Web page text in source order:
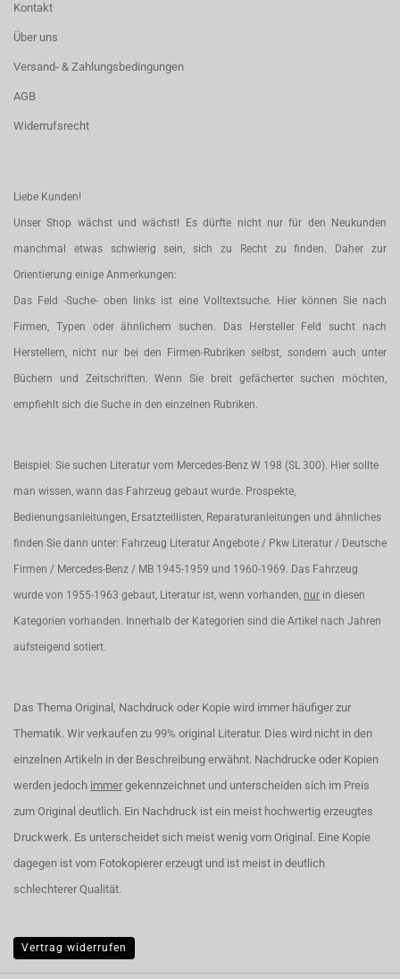
Kontakt
Über uns
Versand- & Zahlungsbedingungen
AGB
Widerrufsrecht
Liebe Kunden!
Unser Shop wächst und wächst! Es dürfte nicht nur für den Neukunden
manchmal etwas schwierig sein, sich zu Recht zu finden. Daher zur
Orientierung einige Anmerkungen:
Das Feld -Suche- oben links ist eine Volltextsuche. Hier können Sie nach
Firmen, Typen oder ähnlichem suchen. Das Hersteller Feld sucht nach
Herstellern, nicht nur bei den Firmen-Rubriken selbst, sondern auch unter
Büchern und Zeitschriften. Wenn Sie breit gefächerter suchen möchten,
empfiehlt sich die Suche in den einzelnen Rubriken.
Beispiel: Sie suchen Literatur vom Mercedes-Benz W 198 (SL 300). Hier sollte
man wissen, wann das Fahrzeug gebaut wurde. Prospekte,
Bedienungsanleitungen, Ersatzteillisten, Reparaturanleitungen und ähnliches
finden Sie dann unter: Fahrzeug Literatur Angebote / Pkw Literatur / Deutsche
Firmen / Mercedes-Benz / MB 1945-1959 und 1960-1969. Das Fahrzeug
wurde von 1955-1963 gebaut, Literatur ist, wenn vorhanden, nur in diesen
Kategorien vorhanden. Innerhalb der Kategorien sind die Artikel nach Jahren
aufsteigend sotiert.
Das Thema Original, Nachdruck oder Kopie wird immer häufiger zur
Thematik. Wir verkaufen zu 99% original Literatur. Dies wird nicht in den
einzelnen Artikeln in der Beschreibung erwähnt. Nachdrucke oder Kopien
werden jedoch immer gekennzeichnet und unterscheiden sich im Preis
zum Original deutlich. Ein Nachdruck ist ein meist hochwertig erzeugtes
Druckwerk. Es unterscheidet sich meist wenig vom Original. Eine Kopie
dagegen ist vom Fotokopierer erzeugt und ist meist in deutlich
schlechterer Qualität.
Vertrag widerrufen